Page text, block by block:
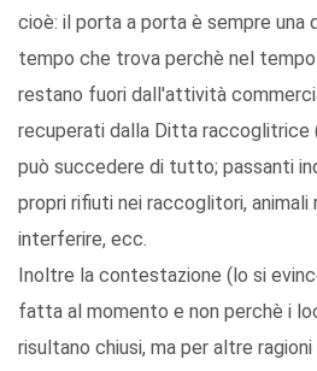
cioè: il porta a porta è sempre una
tempo che trova perchè nel
restano fuori dall'attività
recuperati dalla Ditta raccoglitrice
può succedere di tutto; passanti
propri rifiuti nei raccoglitori, animali
interferire, ecc.
Inoltre la contestazione (lo si
fatta al momento e non perchè i
risultano chiusi, ma per altre